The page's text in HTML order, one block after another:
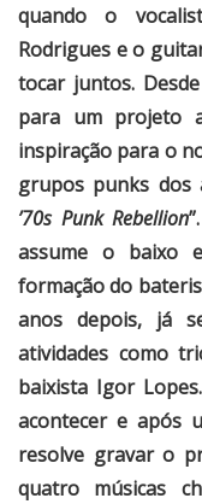
quando o
Rodrigues e o
tocar juntos.
para um projeto
inspiração para o
grupos punks dos
’70s Punk Rebellion
assume o baixo
formação do
anos depois, já
atividades como
baixista Igor
acontecer e após
resolve gravar o
quatro músicas